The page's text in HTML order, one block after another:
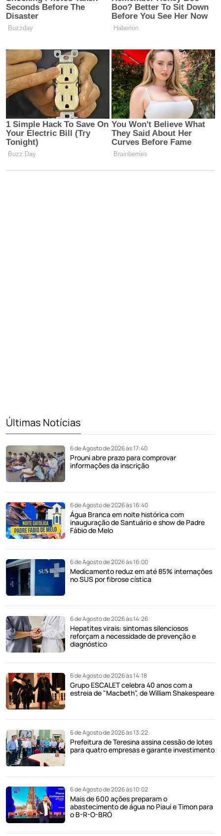
Últimas Notícias
6 de Agosto de 2026 às 17:40
Prouni abre prazo para comprovar
informações da inscrição
6 de Agosto de 2026 às 16:40
Água Branca em noite histórica com
inauguração de Santuário e show de Padre
Fábio de Melo
6 de Agosto de 2026 às 16:00
Medicamento reduz em até 85% internações
no SUS por fibrose cística
6 de Agosto de 2026 às 14:26
Hepatites virais: sintomas silenciosos
reforçam a necessidade de prevenção e
diagnóstico
6 de Agosto de 2026 às 14:18
Grupo ESCALET celebra 40 anos com a
estreia de "Macbeth", de William Shakespeare
6 de Agosto de 2026 às 13:22
Prefeitura de Teresina assina cessão de lotes
para quatro empresas e garante investimento
6 de Agosto de 2026 às 10:02
Mais de 600 ações preparam o
abastecimento de água no Piauí e Timon para
o B-R-O-BRÓ